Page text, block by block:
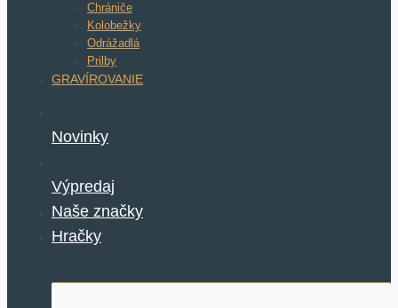
Chrániče
Kolobežky
Odrážadlá
Prilby
GRAVÍROVANIE
Novinky
Výpredaj
Naše značky
Hračky